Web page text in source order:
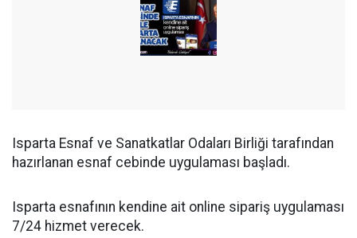
Isparta Esnaf ve Sanatkatlar Odaları Birliği tarafından
hazırlanan esnaf cebinde uygulaması başladı.
Isparta esnafının kendine ait online sipariş uygulaması
7/24 hizmet verecek.